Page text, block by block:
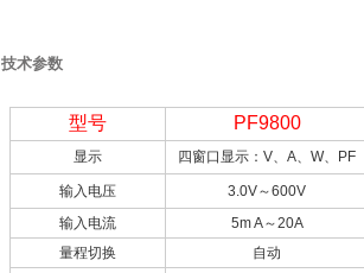
技术参数
型号 PF9800
显示 四窗口显示：V、A、W、 PF
输入电压 3.0V～600V
输入电流
5m A～20A
量程切换
自动